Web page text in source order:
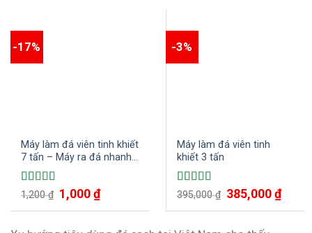
-17%
Máy làm đá viên tinh khiết
7 tấn – Máy ra đá nhanh
chỉ trong 1 giờ đồng hồ
Được xếp
5
sao
1,200₫ Giá
gốc
là:
1,000₫Giá
hiện
tại
-3%
Máy làm đá viên tinh
khiết 3 tấn
Được xếp
sao
395,000₫ Giá
gốc
là:
385,000₫Giá
hiện
tại